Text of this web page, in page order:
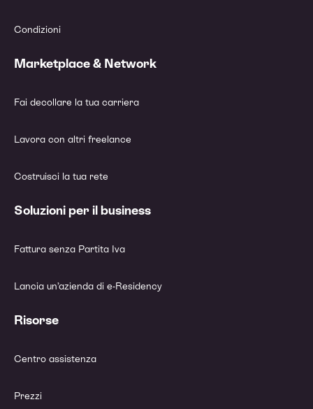
Condizioni
Marketplace & Network
Fai decollare la tua carriera
Lavora con altri freelance
Costruisci la tua rete
Soluzioni per il business
Fattura senza Partita Iva
Lancia un’azienda di e-Residency
Risorse
Centro assistenza
Prezzi